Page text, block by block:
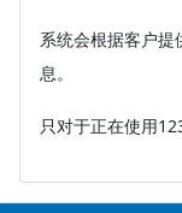
系统会根据客户
息。
只对于正在使用